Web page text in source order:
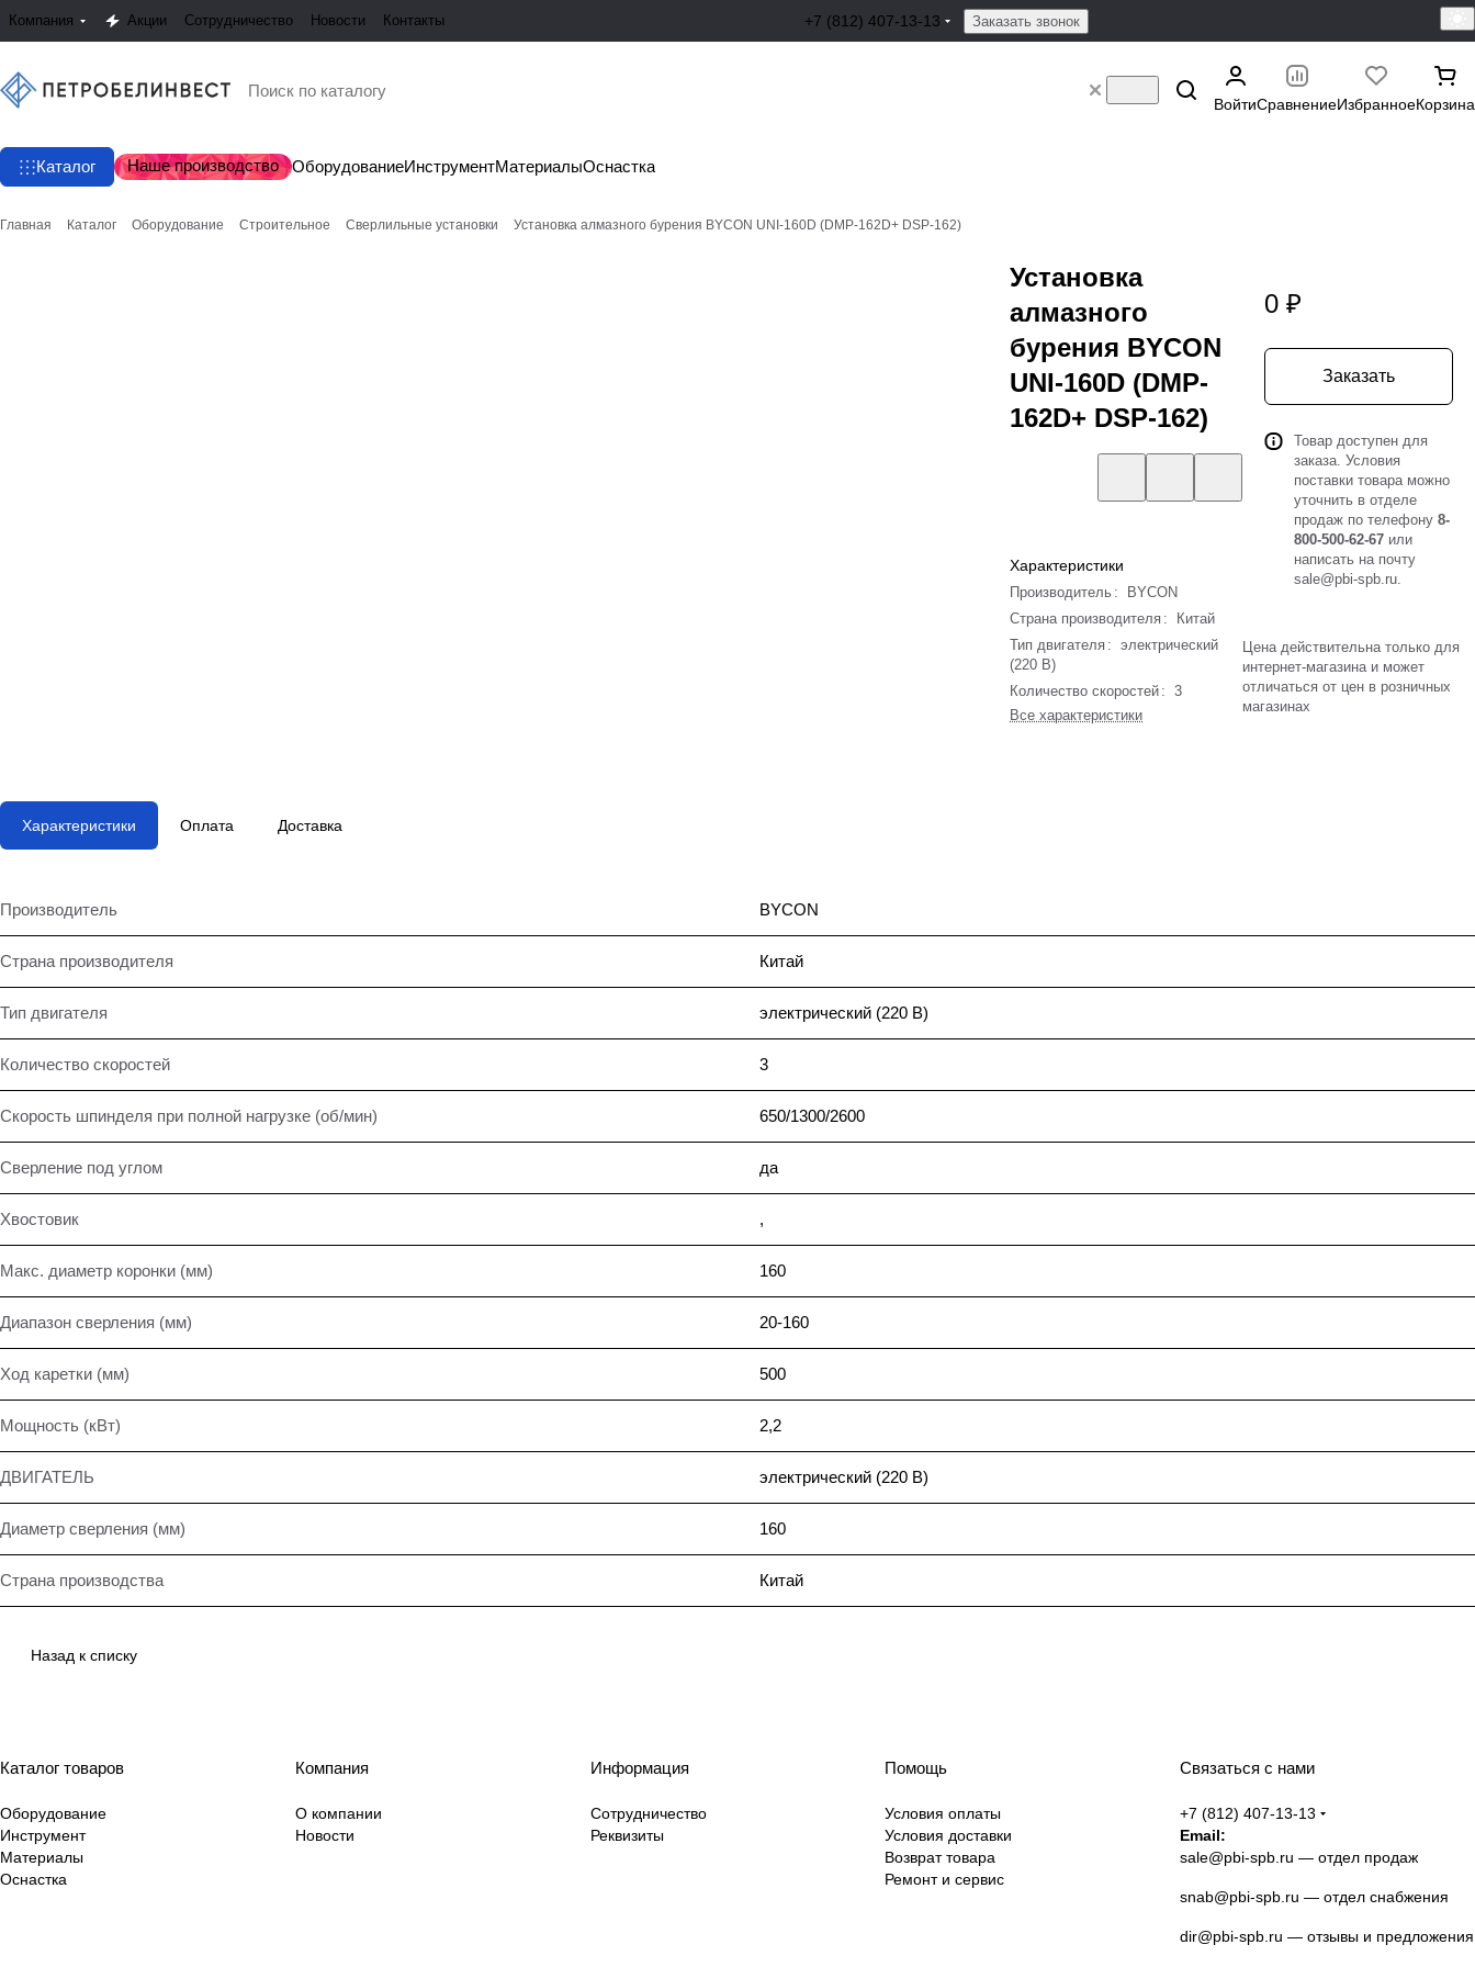
Компания Акции Сотрудничество Новости Контакты +7 (812) 407-13-13 Заказать звонок
ВойтиСравнениеИзбранноеКорзина
Каталог Наше производство ОборудованиеИнструментМатериалыОснастка
Главная Каталог Оборудование Строительное Сверлильные установки Установка алмазного бурения BYCON UNI-160D (DMP-162D+ DSP-162)
Установка
алмазного
бурения BYCON
UNI-160D (DMP-
162D+ DSP-162)
Характеристики
Производитель :
BYCON
Страна производителя :
Китай
Тип двигателя : электрический
(220 В)
Количество скоростей : 3
Все характеристики
0 ₽
Заказать
Товар доступен для
заказа. Условия
поставки товара можно
уточнить в отделе
продаж по телефону 8-
800-500-62-67 или
написать на почту
sale@pbi-spb.ru.
Цена действительна только для
интернет-магазина и может
отличаться от цен в розничных
магазинах
Характеристики Оплата Доставка
Производитель BYCON
Страна производителя Китай
Тип двигателя электрический (220 В)
Количество скоростей 3
Скорость шпинделя при полной нагрузке (об/мин) 650/1300/2600
Сверление под углом да
Хвостовик ,
Макс. диаметр коронки (мм) 160
Диапазон сверления (мм) 20-160
Ход каретки (мм) 500
Мощность (кВт) 2,2
ДВИГАТЕЛЬ электрический (220 В)
Диаметр сверления (мм) 160
Страна производства Китай
Назад к списку
Каталог товаров
Оборудование
Инструмент
Материалы
Оснастка
Компания
О компании
Новости
Информация
Сотрудничество
Реквизиты
Помощь
Условия оплаты
Условия доставки
Возврат товара
Ремонт и сервис
Связаться с нами
+7 (812) 407-13-13
Email:
sale@pbi-spb.ru — отдел продаж
snab@pbi-spb.ru — отдел снабжения
dir@pbi-spb.ru — отзывы и предложения